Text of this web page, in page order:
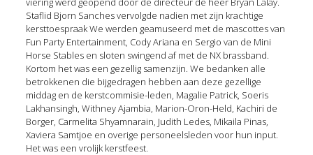
Staflid Bjorn Sanches vervolgde nadien met zijn krachtige
kersttoespraak We werden geamuseerd met de mascottes van
Fun Party Entertainment, Cody Ariana en Sergio van de Mini
Horse Stables en sloten swingend af met de NX brassband.
Kortom het was een gezellig samenzijn. We bedanken alle
betrokkenen die bijgedragen hebben aan deze gezellige
middag en de kerstcommisie-leden, Magalie Patrick, Soeris
Lakhansingh, Withney Ajambia, Marion-Oron-Held, Kachiri de
Borger, Carmelita Shyamnarain, Judith Ledes, Mikaila Pinas,
Xaviera Samtjoe en overige personeelsleden voor hun input.
Het was een vrolijk kerstfeest.